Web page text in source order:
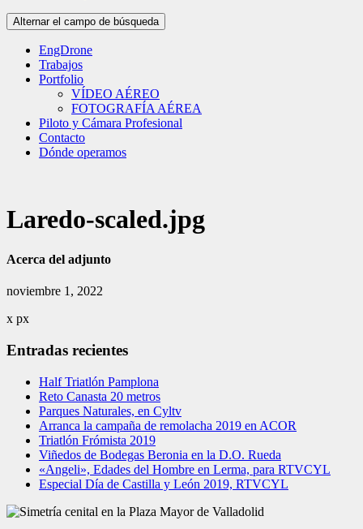
Alternar el campo de búsqueda
EngDrone
Trabajos
Portfolio
VÍDEO AÉREO
FOTOGRAFÍA AÉREA
Piloto y Cámara Profesional
Contacto
Dónde operamos
Laredo-scaled.jpg
Acerca del adjunto
noviembre 1, 2022
x px
Entradas recientes
Half Triatlón Pamplona
Reto Canasta 20 metros
Parques Naturales, en Cyltv
Arranca la campaña de remolacha 2019 en ACOR
Triatlón Frómista 2019
Viñedos de Bodegas Beronia en la D.O. Rueda
«Angeli», Edades del Hombre en Lerma, para RTVCYL
Especial Día de Castilla y León 2019, RTVCYL